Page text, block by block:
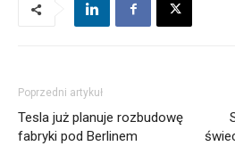
Poprzedni artykuł
Tesla już planuje rozbudowę
fabryki pod Berlinem